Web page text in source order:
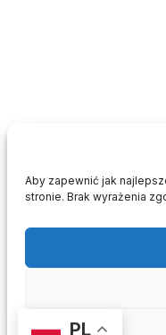
Aby zapewnić jak
stronie. Brak wyrażenia
PL